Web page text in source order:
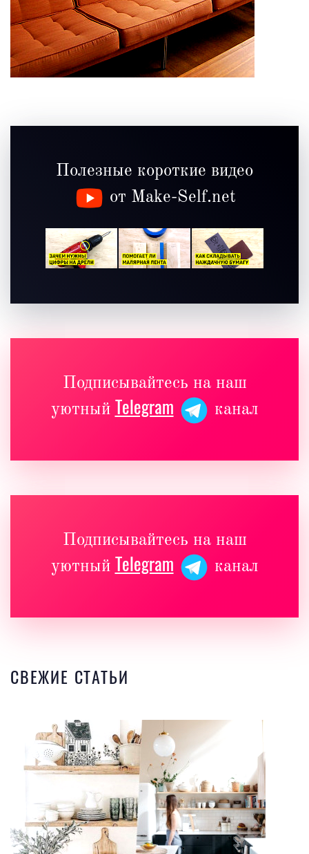
Полезные короткие видео
от Make-Self.net
Подписывайтесь на наш
уютный Telegram канал
Подписывайтесь на наш
уютный Telegram канал
СВЕЖИЕ СТАТЬИ